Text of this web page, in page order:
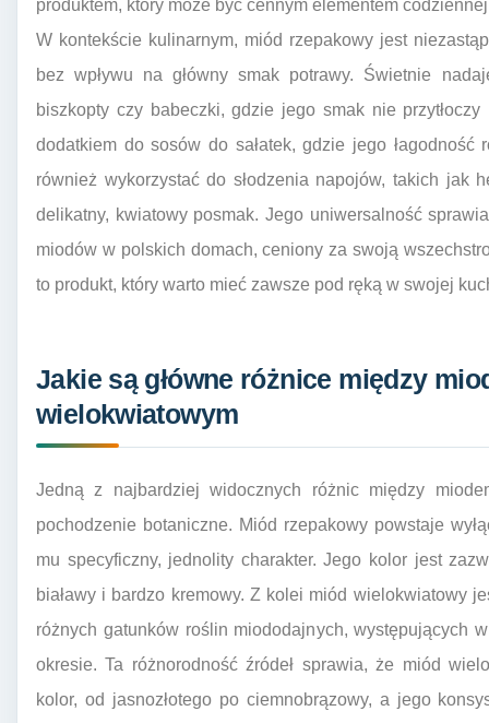
produktem, który może być cennym elementem
W kontekście kulinarnym, miód rzepakowy jest
bez wpływu na główny smak potrawy. Świetnie
biszkopty czy babeczki, gdzie jego smak nie
dodatkiem do sosów do sałatek, gdzie jego
również wykorzystać do słodzenia napojów, takich jak
delikatny, kwiatowy posmak. Jego uniwersalność
miodów w polskich domach, ceniony za swoją
to produkt, który warto mieć zawsze pod ręką w swojej
Jakie są główne różnice między
wielokwiatowym
Jedną z najbardziej widocznych różnic między
pochodzenie botaniczne. Miód rzepakowy powstaje
mu specyficzny, jednolity charakter. Jego kolor jest
białawy i bardzo kremowy. Z kolei miód wielokwiatowy
różnych gatunków roślin miododajnych, występujących
okresie. Ta różnorodność źródeł sprawia, że miód
kolor, od jasnozłotego po ciemnobrązowy, a jego